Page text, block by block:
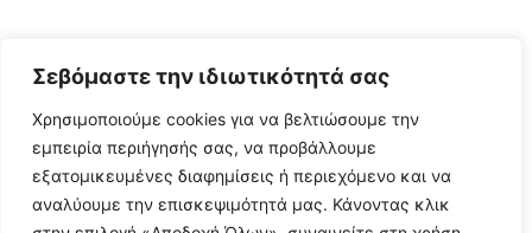
Σεβόμαστε την ιδιωτικότητά σας
Χρησιμοποιούμε cookies για να βελτιώσουμε την
εμπειρία περιήγησής σας, να προβάλλουμε
εξατομικευμένες διαφημίσεις ή περιεχόμενο και να
αναλύουμε την επισκεψιμότητά μας. Κάνοντας κλικ